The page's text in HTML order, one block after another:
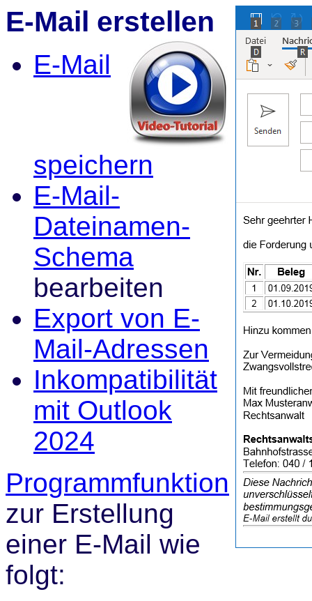
E-Mail erstellen
E-Mail
speichern
E-Mail-
Dateinamen-
Schema
bearbeiten
Export von E-
Mail-Adressen
Inkompatibilität
mit Outlook
2024
Programmfunktion
zur Erstellung
einer E-Mail wie
folgt: